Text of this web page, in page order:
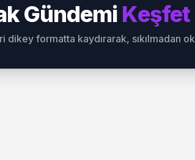
Gündemi Keşfet
dikey formatta kaydırarak, sıkılmadan